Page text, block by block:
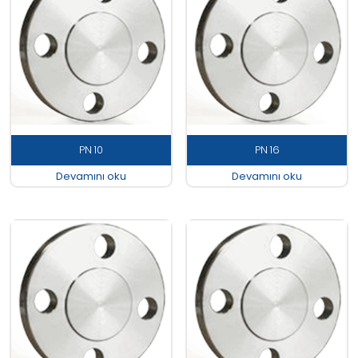
PN 10
Devamını oku
PN 16
Devamını oku